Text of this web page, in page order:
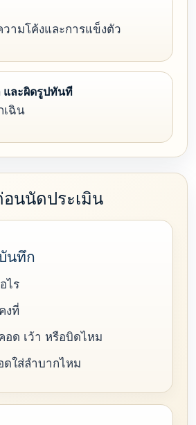
ามโค้งและการแข็งตัว
และผิดรูปทันที
เฉิน
อนนัดประเมิน
นทึก
ไร
งที่
ด เว้า หรือบิดไหม
ดใส่ลำบากไหม